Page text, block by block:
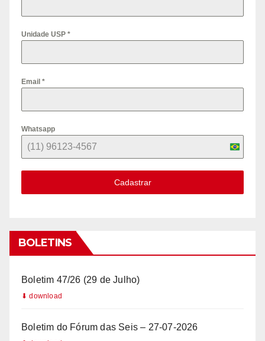
Unidade USP *
Email *
Whatsapp
B
r
+
Cadastrar
BOLETINS
Boletim 47/26 (29 de Julho)
Boletim do Fórum das Seis – 27-07-2026